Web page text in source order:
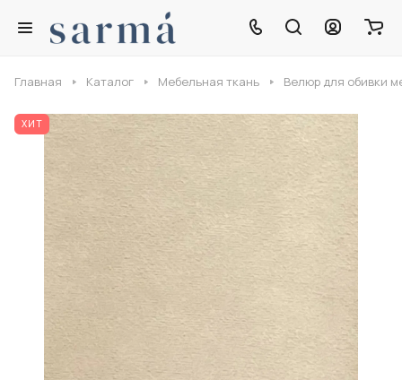
Главная Каталог Мебельная ткань Велюр для обивки
ХИТ